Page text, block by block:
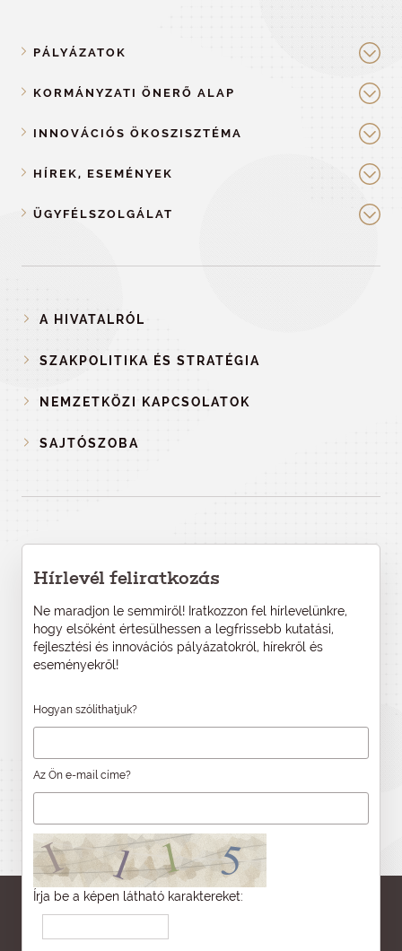
PÁLYÁZATOK
KORMÁNYZATI ÖNERŐ ALAP
INNOVÁCIÓS ÖKOSZISZTÉMA
HÍREK, ESEMÉNYEK
ÜGYFÉLSZOLGÁLAT
A HIVATALRÓL
SZAKPOLITIKA ÉS STRATÉGIA
NEMZETKÖZI KAPCSOLATOK
SAJTÓSZOBA
Hírlevél feliratkozás
Ne maradjon le semmiről! Iratkozzon fel hírlevelünkre,
hogy elsőként értesülhessen a legfrissebb kutatási,
fejlesztési és innovációs pályázatokról, hírekről és
eseményekről!
Hogyan szólíthatjuk?
Az Ön e-mail címe?
Írja be a képen látható karaktereket: